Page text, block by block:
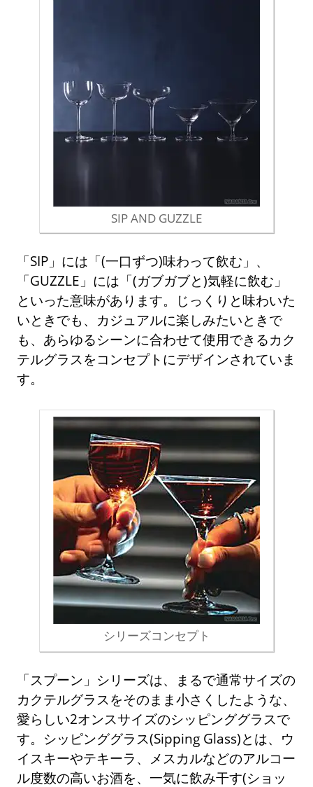
SIP AND GUZZLE
「SIP」には「(一口ずつ)味わって飲む」、
「GUZZLE」には「(ガブガブと)気軽に飲む」
といった意味があります。じっくりと味わいた
いときでも、カジュアルに楽しみたいときで
も、あらゆるシーンに合わせて使用できるカク
テルグラスをコンセプトにデザインされていま
す。
シリーズコンセプト
「スプーン」シリーズは、まるで通常サイズの
カクテルグラスをそのまま小さくしたような、
愛らしい2オンスサイズのシッピンググラスで
す。シッピンググラス(Sipping Glass)とは、ウ
イスキーやテキーラ、メスカルなどのアルコー
ル度数の高いお酒を、一気に飲み干す(ショッ